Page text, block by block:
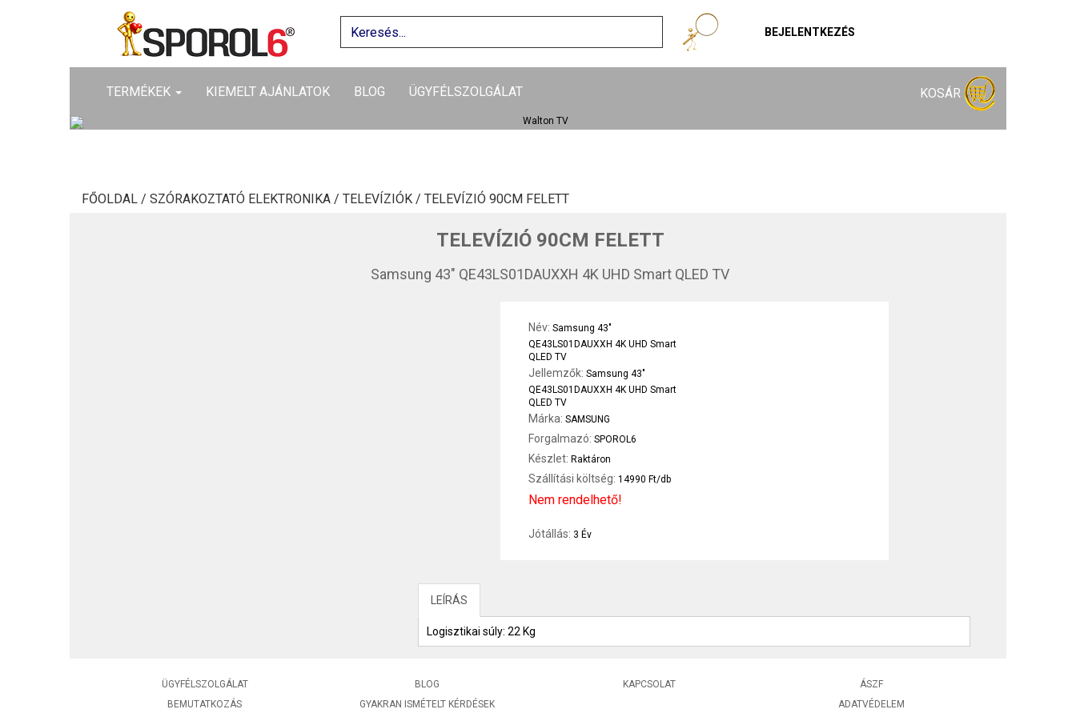
BEJELENTKEZÉS
TERMÉKEK KIEMELT AJÁNLATOK BLOG ÜGYFÉLSZOLGÁLAT KOSÁR
FŐOLDAL / SZÓRAKOZTATÓ ELEKTRONIKA / TELEVÍZIÓK / TELEVÍZIÓ 90CM FELETT
TELEVÍZIÓ 90CM FELETT
Samsung 43" QE43LS01DAUXXH 4K UHD Smart QLED TV
Név: Samsung 43"
QE43LS01DAUXXH 4K UHD Smart
QLED TV
Jellemzők: Samsung 43"
QE43LS01DAUXXH 4K UHD Smart
QLED TV
Márka: SAMSUNG
Forgalmazó: SPOROL6
Készlet: Raktáron
Szállítási költség: 14990 Ft/db
Nem rendelhető!
Jótállás: 3 Év
LEÍRÁS
Logisztikai súly: 22 Kg
ÜGYFÉLSZOLGÁLAT
BEMUTATKOZÁS
BLOG
GYAKRAN ISMÉTELT KÉRDÉSEK
KAPCSOLAT
ÁSZF
ADATVÉDELEM